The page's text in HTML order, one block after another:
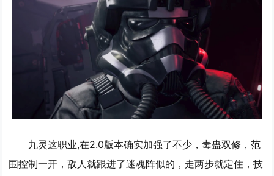
九灵这职业,在2.0版本确实加强了不少，毒蛊双修，范
围控制一开，敌人就跟进了迷魂阵似的，走两步就定住，技